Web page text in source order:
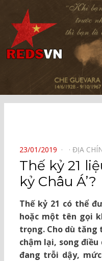
Kênh chia sẻ tri thức cộng đồng
POSTED
ON
23/01/2019 ĐỊA
Thế kỷ 21
kỷ Châu Á’?
Thế kỷ 21 có thể
hoặc một tên gọi
trọng. Cho dù
chậm lại, song
đang trỗi dậy,